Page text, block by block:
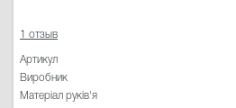
1 отзыв
Артикул
Виробник
Матеріал руків'я